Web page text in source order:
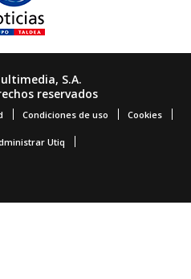
S.A.
reservados
Condiciones de uso Cookies
Utiq